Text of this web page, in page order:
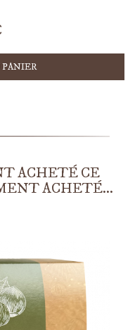
PANIER
ACHETÉ CE
ACHETÉ...